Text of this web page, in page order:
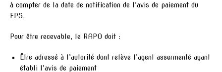
à compter de la date de notification de l’avis de paiement du
FPS.
Pour être recevable, le RAPO doit :
Être adressé à l’autorité dont relève l’agent assermenté ayant
établi l’avis de paiement